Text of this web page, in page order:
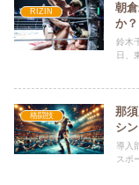
RIZIN
朝
か？
鈴木
日、
格闘技
那
シ
導入
スポ